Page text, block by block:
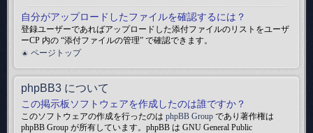
自分がアップロードしたファイルを確認するには？
登録ユーザーであればアップロードした添付ファイルのリストをユーザ
ーCP 内の “添付ファイルの管理” で確認できます。
ページトップ
phpBB3 について
この掲示板ソフトウェアを作成したのは誰ですか？
このソフトウェアの作成を行ったのは phpBB Group であり著作権は
phpBB Group が所有しています。phpBB は GNU General Public